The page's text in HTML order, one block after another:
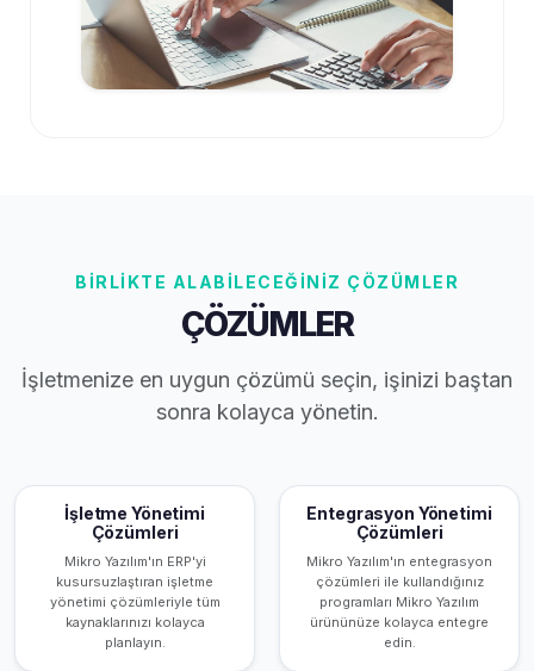
BİRLİKTE ALABİLECEĞİNİZ ÇÖZÜMLER
ÇÖZÜMLER
İşletmenize en uygun çözümü seçin, işinizi baştan
sonra kolayca yönetin.
İşletme Yönetimi
Çözümleri
Mikro Yazılım'ın ERP'yi
kusursuzlaştıran işletme
yönetimi çözümleriyle tüm
kaynaklarınızı kolayca
planlayın.
Entegrasyon Yönetimi
Çözümleri
Mikro Yazılım'ın entegrasyon
çözümleri ile kullandığınız
programları Mikro Yazılım
ürününüze kolayca entegre
edin.